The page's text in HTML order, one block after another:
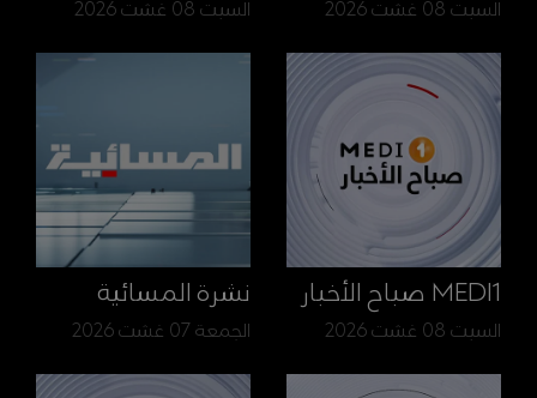
السبت 08 غشت 2026 السبت 08 غشت 2026
MEDI1 صباح الأخبار
السبت 08 غشت 2026
نشرة المسائية
الجمعة 07 غشت 2026